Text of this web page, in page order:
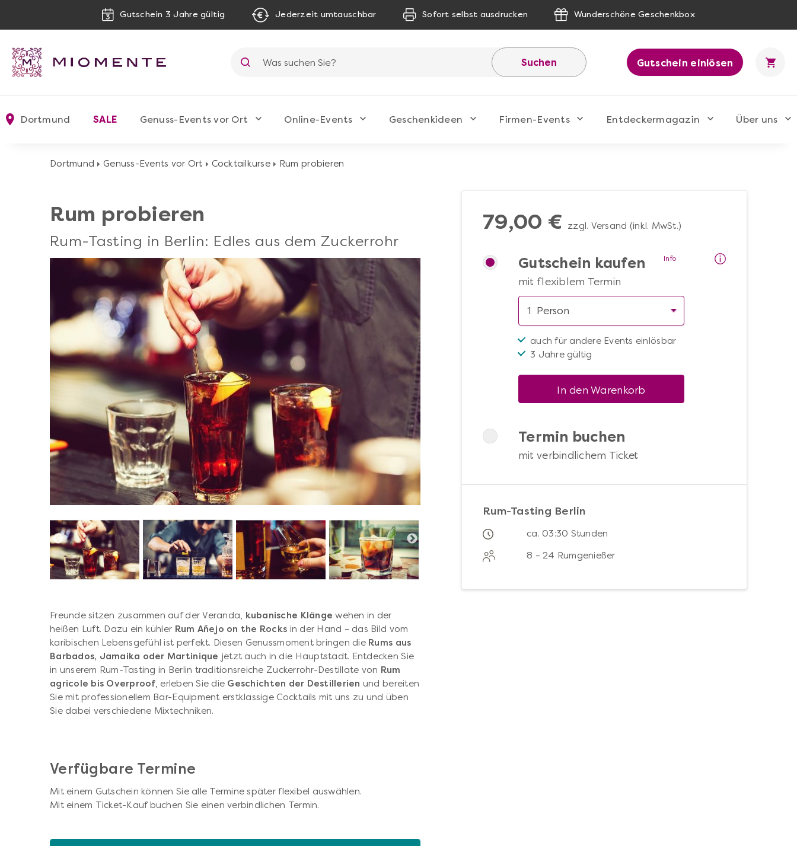
Gutschein 3 Jahre gültig Jederzeit umtauschbar Sofort selbst ausdrucken Wunderschöne Geschenkbox
Suchen Gutschein einlösen
Dortmund SALE Genuss-Events vor Ort Online-Events Geschenkideen Firmen-Events Entdeckermagazin Über uns
Dortmund Genuss-Events vor Ort Cocktailkurse Rum probieren
Rum probieren
Rum-Tasting in Berlin: Edles aus dem Zuckerrohr
Freunde sitzen zusammen auf der Veranda, kubanische Klänge wehen in der
heißen Luft. Dazu ein kühler Rum Añejo on the Rocks in der Hand – das Bild vom
karibischen Lebensgefühl ist perfekt. Diesen Genussmoment bringen die Rums aus
Barbados, Jamaika oder Martinique jetzt auch in die Hauptstadt. Entdecken Sie
in unserem Rum-Tasting in Berlin traditionsreiche Zuckerrohr-Destillate von Rum
agricole bis Overproof, erleben Sie die Geschichten der Destillerien und bereiten
Sie mit professionellem Bar-Equipment erstklassige Cocktails mit uns zu und üben
Sie dabei verschiedene Mixtechniken.
Verfügbare Termine
Mit einem Gutschein können Sie alle Termine später flexibel auswählen.
Mit einem Ticket-Kauf buchen Sie einen verbindlichen Termin.
79,00 € zzgl. Versand (inkl. MwSt.)
Gutschein kaufen
mit flexiblem Termin
auch für andere Events einlösbar
3 Jahre gültig
In den Warenkorb
Termin buchen
mit verbindlichem Ticket
Info
Rum-Tasting Berlin
ca. 03:30 Stunden
8 – 24 Rumgenießer